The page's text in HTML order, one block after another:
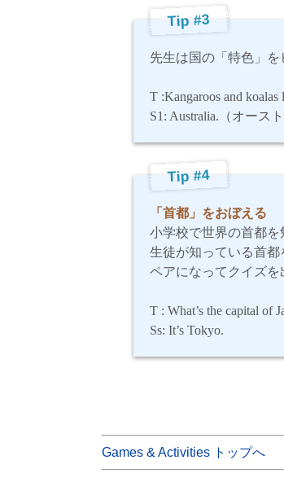
Tip #3
先生は国の「特色」を
T :Kangaroos and koalas
S1: Australia. （オース
Tip #4
「首都」をおぼえる
小学校で世界の首都を
生徒が知っている首都
ペアになってクイズを
T : What’s the capital of
Ss: It’s Tokyo.
Games & Activities トップへ